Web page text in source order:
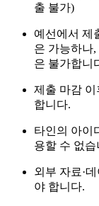
출 불가)
예선에서 제
은 가능하나
은 불가합니
제출 마감
합니다.
타인의 아이
용할 수 없습
외부 자료·
야 합니다.